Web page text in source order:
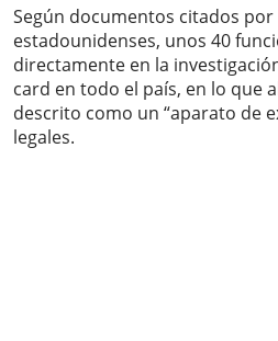
Según documentos citados por
estadounidenses, unos 40
directamente en la
card en todo el país, en lo que
descrito como un “aparato de
legales.